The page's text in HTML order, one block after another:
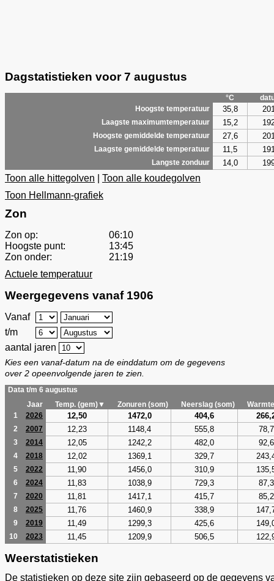
Dagstatistieken voor 7 augustus
°C
Hoogste temperatuur
35,8
Laagste maximumtemperatuur 15,2
Hoogste gemiddelde temperatuur 27,6
Laagste gemiddelde temperatuur 11,5
Langste zonduur 14,0
Toon alle hittegolven
Toon alle koudegolven
Toon Hellmann-grafiek
Zon
Zon op:
06:10
Hoogste punt:
13:45
Zon onder:
21:19
Actuele temperatuur
Weergegevens vanaf 1906
Vanaf
t/m
aantal jaren
Kies een vanaf-datum na de einddatum om de gegevens
over 2 opeenvolgende jaren te zien.
Data t/m 6 augustus
Jaar
Temp. (gem)▼ Zonuren (som) Neerslag (som)
1
2026 12,50 1472,0 404,6
2 2007 12,23 1148,4 555,8 78,7
3 2014 12,05 1242,2 482,0 92,6
4 2018 12,02 1369,1 329,7
5 2022 11,90 1456,0 310,9
6 2024 11,83 1038,9 729,3 87,3
7 2020 11,81 1417,1 415,7 85,2
8 2025 11,76 1460,9 338,9
9 2019 11,49 1299,3 425,6
10 2023 11,45 1209,9 506,5
Weerstatistieken
De statistieken op deze site zijn gebaseerd op de gegevens